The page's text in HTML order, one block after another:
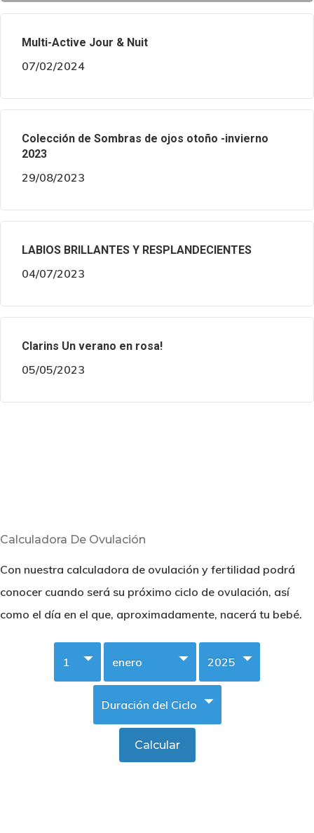
Multi-Active Jour & Nuit
07/02/2024
Colección de Sombras de ojos otoño -invierno
2023
29/08/2023
LABIOS BRILLANTES Y RESPLANDECIENTES
04/07/2023
Clarins Un verano en rosa!
05/05/2023
Calculadora De Ovulación
Con nuestra calculadora de ovulación y fertilidad podrá
conocer cuando será su próximo ciclo de ovulación, así
como el día en el que, aproximadamente, nacerá tu bebé.